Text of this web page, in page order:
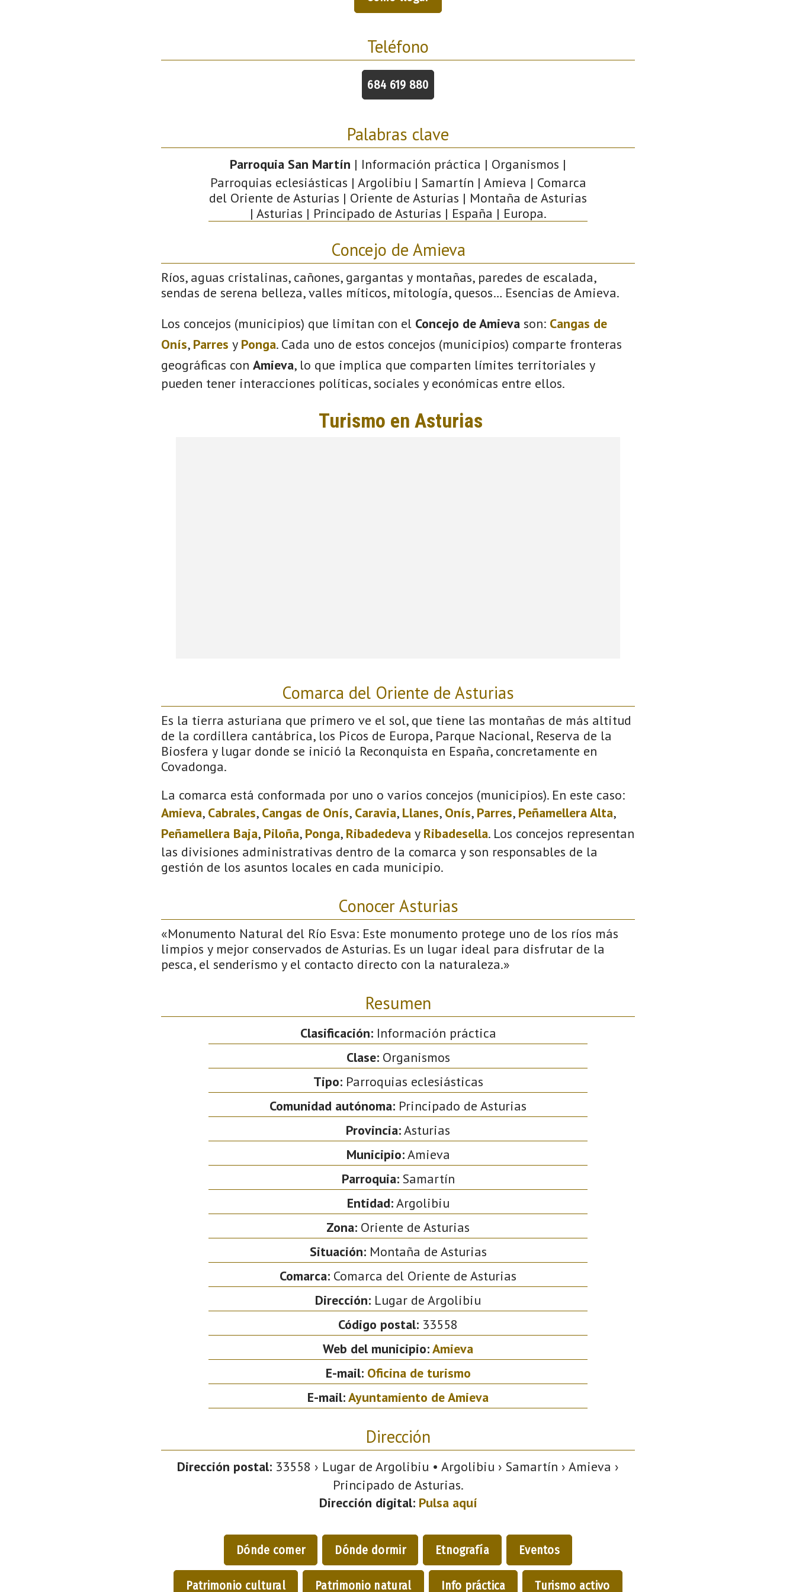
Teléfono
684 619 880
Palabras clave
Parroquia San Martín | Información práctica | Organismos |
Parroquias eclesiásticas | Argolibiu | Samartín | Amieva | Comarca
del Oriente de Asturias | Oriente de Asturias | Montaña de Asturias
| Asturias | Principado de Asturias | España | Europa.
Concejo de Amieva
Ríos, aguas cristalinas, cañones, gargantas y montañas, paredes de escalada,
sendas de serena belleza, valles míticos, mitología, quesos… Esencias de Amieva.
Los concejos (municipios) que limitan con el Concejo de Amieva son: Cangas de
Onís, Parres y Ponga. Cada uno de estos concejos (municipios) comparte fronteras
geográficas con Amieva, lo que implica que comparten límites territoriales y
pueden tener interacciones políticas, sociales y económicas entre ellos.
Comarca del Oriente de Asturias
Es la tierra asturiana que primero ve el sol, que tiene las montañas de más altitud
de la cordillera cantábrica, los Picos de Europa, Parque Nacional, Reserva de la
Biosfera y lugar donde se inició la Reconquista en España, concretamente en
Covadonga.
La comarca está conformada por uno o varios concejos (municipios). En este caso:
Amieva, Cabrales, Cangas de Onís, Caravia, Llanes, Onís, Parres, Peñamellera Alta,
Peñamellera Baja, Piloña, Ponga, Ribadedeva y Ribadesella. Los concejos representan
las divisiones administrativas dentro de la comarca y son responsables de la
gestión de los asuntos locales en cada municipio.
Conocer Asturias
«Monumento Natural del Río Esva: Este monumento protege uno de los ríos más
limpios y mejor conservados de Asturias. Es un lugar ideal para disfrutar de la
pesca, el senderismo y el contacto directo con la naturaleza.»
Resumen
Clasificación:Información práctica
Clase:Organismos
Tipo:Parroquias eclesiásticas
Comunidad autónoma: Principado de Asturias
Provincia:Asturias
Municipio:Amieva
Parroquia:Samartín
Entidad:Argolibiu
Zona: Oriente de Asturias
Situación:Montaña de Asturias
Comarca: Comarca del Oriente de Asturias
Dirección: Lugar de Argolibiu
Código postal: 33558
Web del municipio:Amieva
E-mail: Oficina de turismo
E-mail:Ayuntamiento de Amieva
Dirección
Dirección postal: 33558 › Lugar de Argolibiu • Argolibiu › Samartín › Amieva ›
Principado de Asturias.
Dirección digital: Pulsa aquí
Dónde comer Dónde dormir Etnografía Eventos
Patrimonio cultural Patrimonio natural Info práctica Turismo activo